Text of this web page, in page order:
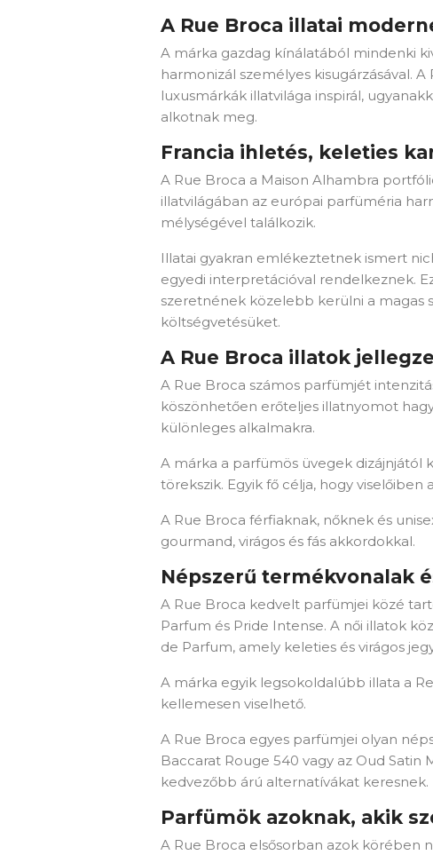
A Rue Broca illatai
A márka gazdag kínálatából mindenki
harmonizál személyes kisugárzásával.
luxusmárkák illatvilága inspirál,
alkotnak meg.
Francia ihletés, keleties
A Rue Broca a Maison Alhambra
illatvilágában az európai parfüméria
mélységével találkozik.
Illatai gyakran emlékeztetnek ismert
egyedi interpretációval rendelkeznek.
szeretnének közelebb kerülni a magas
költségvetésüket.
A Rue Broca illatok
A Rue Broca számos parfümjét
köszönhetően erőteljes illatnyomot
különleges alkalmakra.
A márka a parfümös üvegek
törekszik. Egyik fő célja, hogy viselőiben
A Rue Broca férfiaknak, nőknek és
gourmand, virágos és fás akkordokkal.
Népszerű termékvonalak
A Rue Broca kedvelt parfümjei közé
Parfum és Pride Intense. A női illatok
de Parfum, amely keleties és virágos
A márka egyik legsokoldalúbb illata a
kellemesen viselhető.
A Rue Broca egyes parfümjei olyan
Baccarat Rouge 540 vagy az Oud Satin
kedvezőbb árú alternatívákat keresnek.
Parfümök azoknak, akik
A Rue Broca elsősorban azok körében
Create wishlist
Отказ